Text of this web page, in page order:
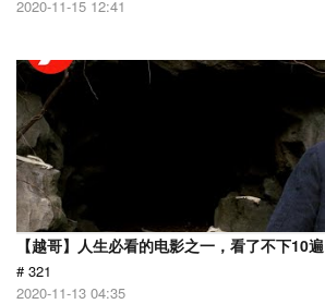
2020-11-15 12:41
【越哥】人生必看的电影之一，看了不下10
# 321
2020-11-13 04:35